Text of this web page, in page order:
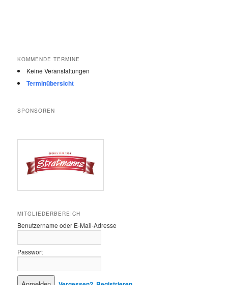
KOMMENDE TERMINE
Keine Veranstaltungen
Terminübersicht
SPONSOREN
MITGLIEDERBEREICH
Benutzername oder E-Mail-Adresse
Passwort